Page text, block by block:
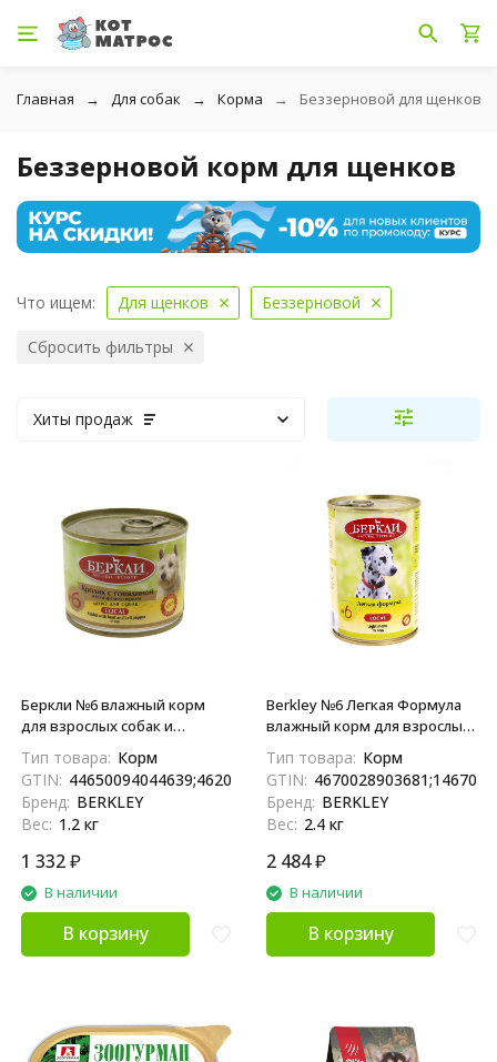
Главная Для собак Корма Беззерновой для щенков
Беззерновой корм для щенков
Что ищем: Для щенков Беззерновой
Сбросить фильтры
Хиты продаж
Беркли №6 влажный корм
для взрослых собак и
и болгарским перцем - 200 г x
6 шт
Тип товара: Корм
GTIN: 44650094044639;4620207834923;4650094044631
Бренд: BERKLEY
Вес: 1.2 кг
1 332₽
В наличии
В корзину
Berkley №6 Легкая Формула
влажный корм для взрослых
и яблоком - 400 г x 6 шт
Тип товара: Корм
GTIN:
Бренд: BERKLEY
Вес: 2.4 кг
2 484₽
В наличии
В корзину